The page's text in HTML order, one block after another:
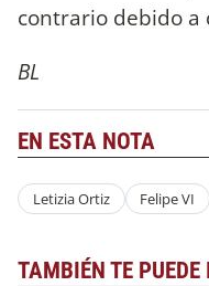
contrario debido a
BL
EN ESTA NOTA
Letizia Ortiz Felipe VI
TAMBIÉN TE PUEDE